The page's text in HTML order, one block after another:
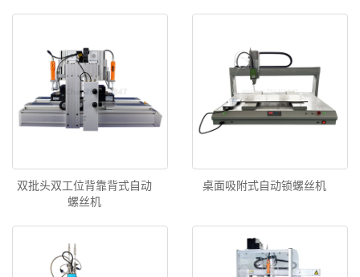
双批头双工位背靠背式自动
螺丝机
桌面吸附式自动锁螺丝机